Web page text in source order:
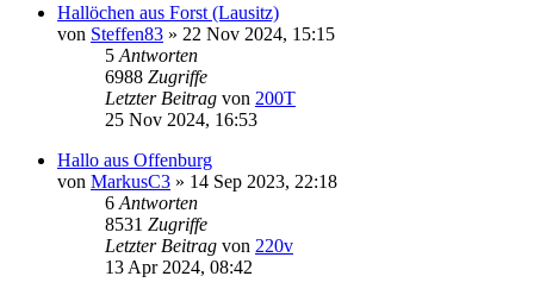
Hallöchen aus Forst (Lausitz)
von Steffen83 » 22 Nov 2024, 15:15
5 Antworten
6988 Zugriffe
Letzter Beitrag von 200T
25 Nov 2024, 16:53
Hallo aus Offenburg
von MarkusC3 » 14 Sep 2023, 22:18
6 Antworten
8531 Zugriffe
Letzter Beitrag von 220v
13 Apr 2024, 08:42